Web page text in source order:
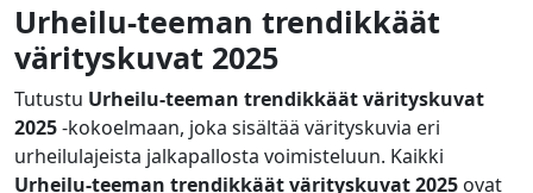
Urheilu-teeman trendikkäät
värityskuvat 2025
Tutustu Urheilu-teeman trendikkäät värityskuvat
2025-kokoelmaan, joka sisältää värityskuvia eri
urheilulajeista jalkapallosta voimisteluun. Kaikki
Urheilu-teeman trendikkäät värityskuvat 2025 ovat